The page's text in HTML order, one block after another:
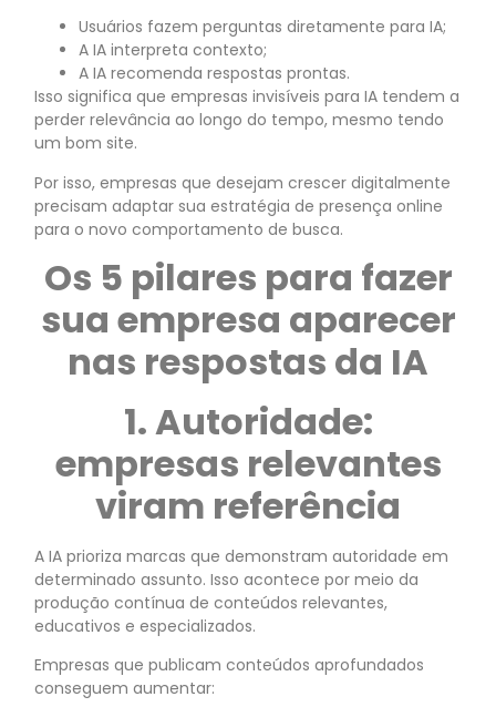
Usuários fazem perguntas diretamente para IA;
A IA interpreta contexto;
A IA recomenda respostas prontas.
Isso significa que empresas invisíveis para IA tendem a
perder relevância ao longo do tempo, mesmo tendo
um bom site.
Por isso, empresas que desejam crescer digitalmente
precisam adaptar sua estratégia de presença online
para o novo comportamento de busca.
Os 5 pilares para fazer
sua empresa aparecer
nas respostas da IA
1. Autoridade:
empresas relevantes
viram referência
A IA prioriza marcas que demonstram autoridade em
determinado assunto. Isso acontece por meio da
produção contínua de conteúdos relevantes,
educativos e especializados.
Empresas que publicam conteúdos aprofundados
conseguem aumentar: